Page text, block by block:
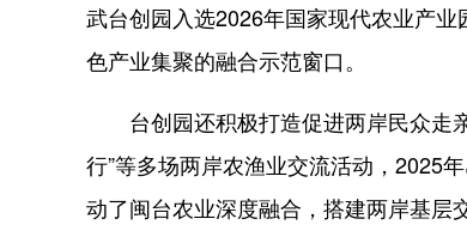
武台创园入选2026年国家现代农业产
色产业集聚的融合示范窗口。
台创园还积极打造促进两岸民众走亲
行”等多场两岸农渔业交流活动，2025
动了闽台农业深度融合，搭建两岸基层